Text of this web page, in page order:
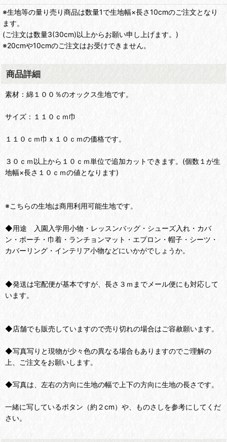
※生地等の量り売り商品は数量1で生地幅×長さ10cmのご注文となり
ます。
(ご注文は数量3(30cm)以上からお願い申し上げます。)
※20cmや10cmのご注文はお受けできません。
商品詳細
素材：綿１００％のオックス生地です。
サイズ：１１０ｃｍ巾
１１０ｃｍ巾ｘ１０ｃｍの価格です。
３０ｃｍ以上から１０ｃｍ単位で追加カットできます。(個数１が生
地幅×長さ１０ｃｍの値となります)
※こちらの生地は商用利用可能生地です。
◆用途 入園入学用小物・レッスンバッグ・シューズ入れ・カバ
ン・ポーチ・巾着・ランチョンマット・エプロン・帽子・シーツ・
カバーリング・インテリア小物などにいかがでしょうか。
◆発送は宅配便が基本ですが、長さ３ｍまでメール便にも対応して
います。
◆店舗でも販売していますので売り切れの場合はご容赦願います。
◆写真写りと現物が少々色の異なる場合もありますのでご理解の
上、ご注文をお願いします。
◆写真は、左右の方向に生地の幅で上下の方向に生地の長さです。
一緒に写しているボタン（約２cm）や、ものさしを参考にしてくだ
さい。